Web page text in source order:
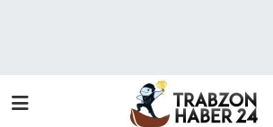
Hava Durumu